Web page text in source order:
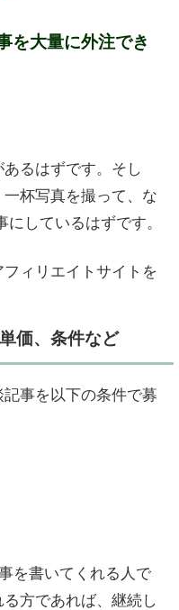
を大量に外注でき
るはずです。そし
杯写真を撮って、な
しているはずです。
ィリエイトサイトを
価、条件など
事を以下の条件で募
を書いてくれる人で
方であれば、継続し